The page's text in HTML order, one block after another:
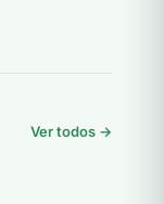
Ver todos →